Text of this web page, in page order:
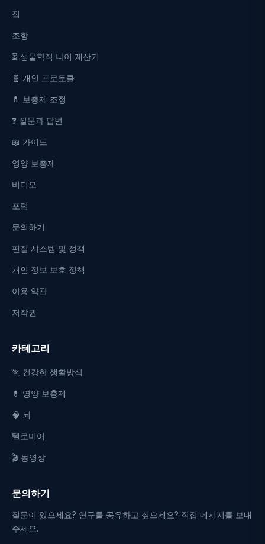
집
조항
⏳ 생물학적 나이 계산기
🧬 개인 프로토콜
💊 보충제 조정
❓ 질문과 답변
📖 가이드
영양 보충제
비디오
포럼
문의하기
편집 시스템 및 정책
개인 정보 보호 정책
이용 약관
저작권
카테고리
🏃 건강한 생활방식
💊 영양 보충제
🧠 뇌
텔로미어
🎬 동영상
문의하기
질문이 있으세요? 연구를 공유하고 싶으세요? 직접 메시지를 보내
주세요.